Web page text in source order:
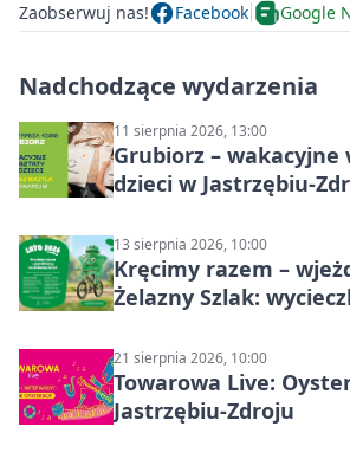
Zaobserwuj nas! Facebook Google
Nadchodzące wydarzenia
11 sierpnia 2026, 13:00
Grubiorz –
dzieci w Jastrzębiu-
13 sierpnia 2026, 10:00
Kręcimy razem –
Żelazny Szlak:
21 sierpnia 2026, 10:00
Towarowa Live:
Jastrzębiu-Zdroju